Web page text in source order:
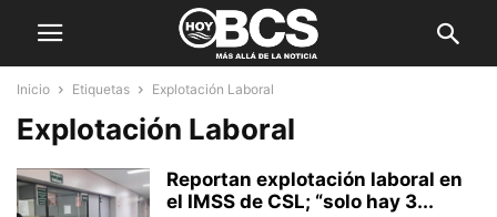
Inicio Etiquetas Explotación Laboral
Explotación Laboral
Reportan explotación laboral en
el IMSS de CSL; “solo hay 3...